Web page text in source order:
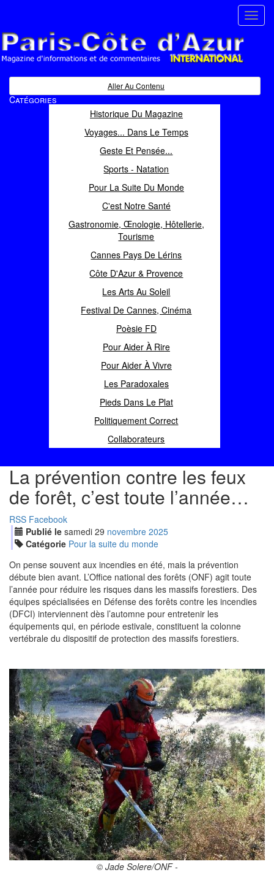
Magazine d'informations et de commentaires
Aller Au Contenu
Catégories
Historique Du Magazine
Voyages... Dans Le Temps
Geste Et Pensée...
Sports - Natation
Pour La Suite Du Monde
C'est Notre Santé
Gastronomie, Œnologie, Hôtellerie,
Tourisme
Cannes Pays De Lérins
Côte D'Azur & Provence
Les Arts Au Soleil
Festival De Cannes, Cinéma
Poèsie FD
Pour Aider À Rire
Pour Aider À Vivre
Les Paradoxales
Pieds Dans Le Plat
Politiquement Correct
Collaborateurs
La prévention contre les feux
de forêt, c’est toute l’année…
RSS Facebook
Publié le samedi 29 novembre 2025
Catégorie Pour la suite du monde
On pense souvent aux incendies en été, mais la prévention
débute bien avant. L’Office national des forêts (ONF) agit toute
l’année pour réduire les risques dans les massifs forestiers. Des
équipes spécialisées en Défense des forêts contre les incendies
(DFCI) interviennent dès l’automne pour entretenir les
équipements qui, en période estivale, constituent la colonne
vertébrale du dispositif de protection des massifs forestiers.
© Jade Solere/ONF -